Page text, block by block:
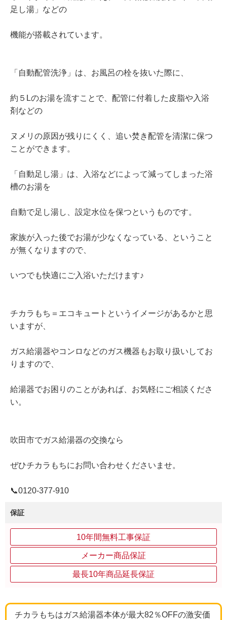
足し湯」などの
機能が搭載されています。
「自動配管洗浄」は、お風呂の栓を抜いた際に、
約５Lのお湯を流すことで、配管に付着した皮脂や入浴
剤などの
ヌメリの原因が残りにくく、追い焚き配管を清潔に保つ
ことができます。
「自動足し湯」は、入浴などによって減ってしまった浴
槽のお湯を
自動で足し湯し、設定水位を保つというものです。
家族が入った後でお湯が少なくなっている、ということ
が無くなりますので、
いつでも快適にご入浴いただけます♪
チカラもち＝エコキュートというイメージがあるかと思
いますが、
ガス給湯器やコンロなどのガス機器もお取り扱いしてお
りますので、
給湯器でお困りのことがあれば、お気軽にご相談くださ
い。
吹田市でガス給湯器の交換なら
ぜひチカラもちにお問い合わせくださいませ。
📞0120‐377‐910
保証
10年間無料工事保証
メーカー商品保証
最長10年商品延長保証
チカラもちはガス給湯器本体が最大82％OFFの激安価